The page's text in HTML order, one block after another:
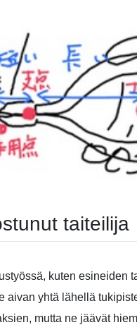
taiteilija
kuten esineiden
aivan yhtä lähellä
mutta ne jäävät